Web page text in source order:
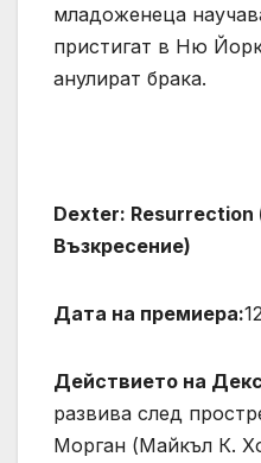
младоженеца
пристигат в Ню
анулират брака.
Dexter:
Възкресение)
Дата на премиера:
Действието на
развива след
Морган (Майкъл К.